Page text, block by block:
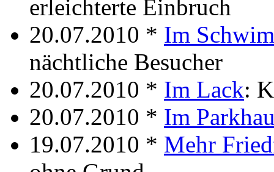
erleichterte Einbruch
20.07.2010 * Im
nächtliche Besucher
20.07.2010 * Im Lack:
20.07.2010 * Im
19.07.2010 * Mehr